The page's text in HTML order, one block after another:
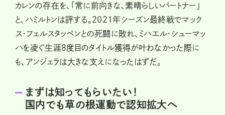
カレンの存在を、「常に前向きな、素晴らしいパートナー」
と、ハミルトンは評する。2021年シーズン最終戦でマック
ス・フェルスタッペンとの死闘に敗れ、ミハエル・シューマッ
ハを凌ぐ生涯8度目のタイトル獲得が叶わなかった際に
も、アンジェラは大きな支えになったはずだ。
まずは知ってもらいたい！
国内でも草の根運動で認知拡大へ